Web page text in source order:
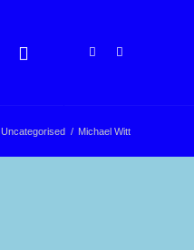
Uncategorised / Michael Witt